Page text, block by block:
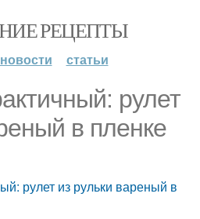
РЕЦЕПТЫ
новости статьи
рулет
в пленке
рулет из рульки вареный в